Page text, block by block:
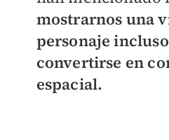
mostrarnos una
personaje
convertirse en
espacial.